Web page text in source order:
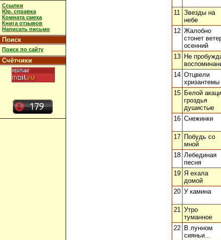
Ссылки
Юр. справка
Комната смеха
Книга отзывов
Написать письмо
Поиск
Поиск по сайту
Счётчики
11 Звезды на
небе
12 Жалобно
стонет
осенний
13 Не
14 Отцвели
хризантемы
15 Белой
гроздья
душистые
16 Снежинки
17 Побудь со
мной
18 Лебединая
песня
19 Я ехала
домой
20 У камина
21 Утро
туманное
22 В лунном
сияньи...